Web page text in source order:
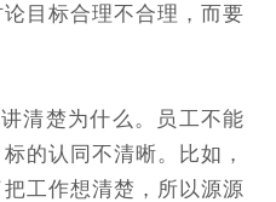
目标合理不合理，而要
清楚为什么。员工不能
的认同不清晰。比如，
工作想清楚，所以源源